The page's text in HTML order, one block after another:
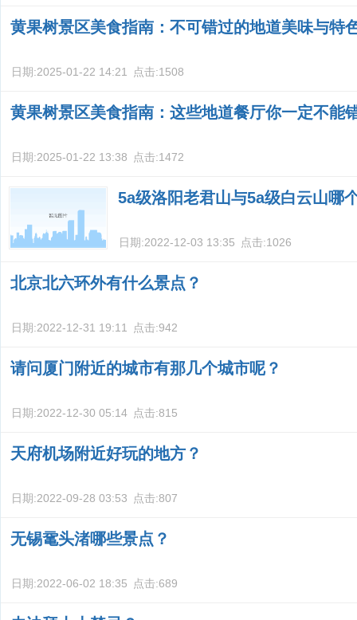
黄果树景区美食指南：不可错过的地道美味与特
日期:2025-01-22 14:21 点击:1508
黄果树景区美食指南：这些地道餐厅你一定不能
日期:2025-01-22 13:38 点击:1472
5a级洛阳老君山与5a级白云山哪
日期:2022-12-03 13:35 点击:1026
北京北六环外有什么景点？
日期:2022-12-31 19:11 点击:942
请问厦门附近的城市有那几个城市呢？
日期:2022-12-30 05:14 点击:815
天府机场附近好玩的地方？
日期:2022-09-28 03:53 点击:807
无锡鼋头渚哪些景点？
日期:2022-06-02 18:35 点击:689